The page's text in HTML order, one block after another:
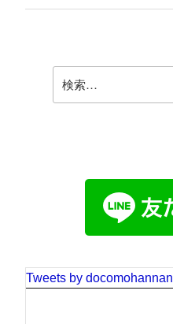
検
索:
Tweets by docomohannan